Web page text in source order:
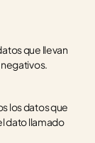
que llevan
los datos que
dato llamado